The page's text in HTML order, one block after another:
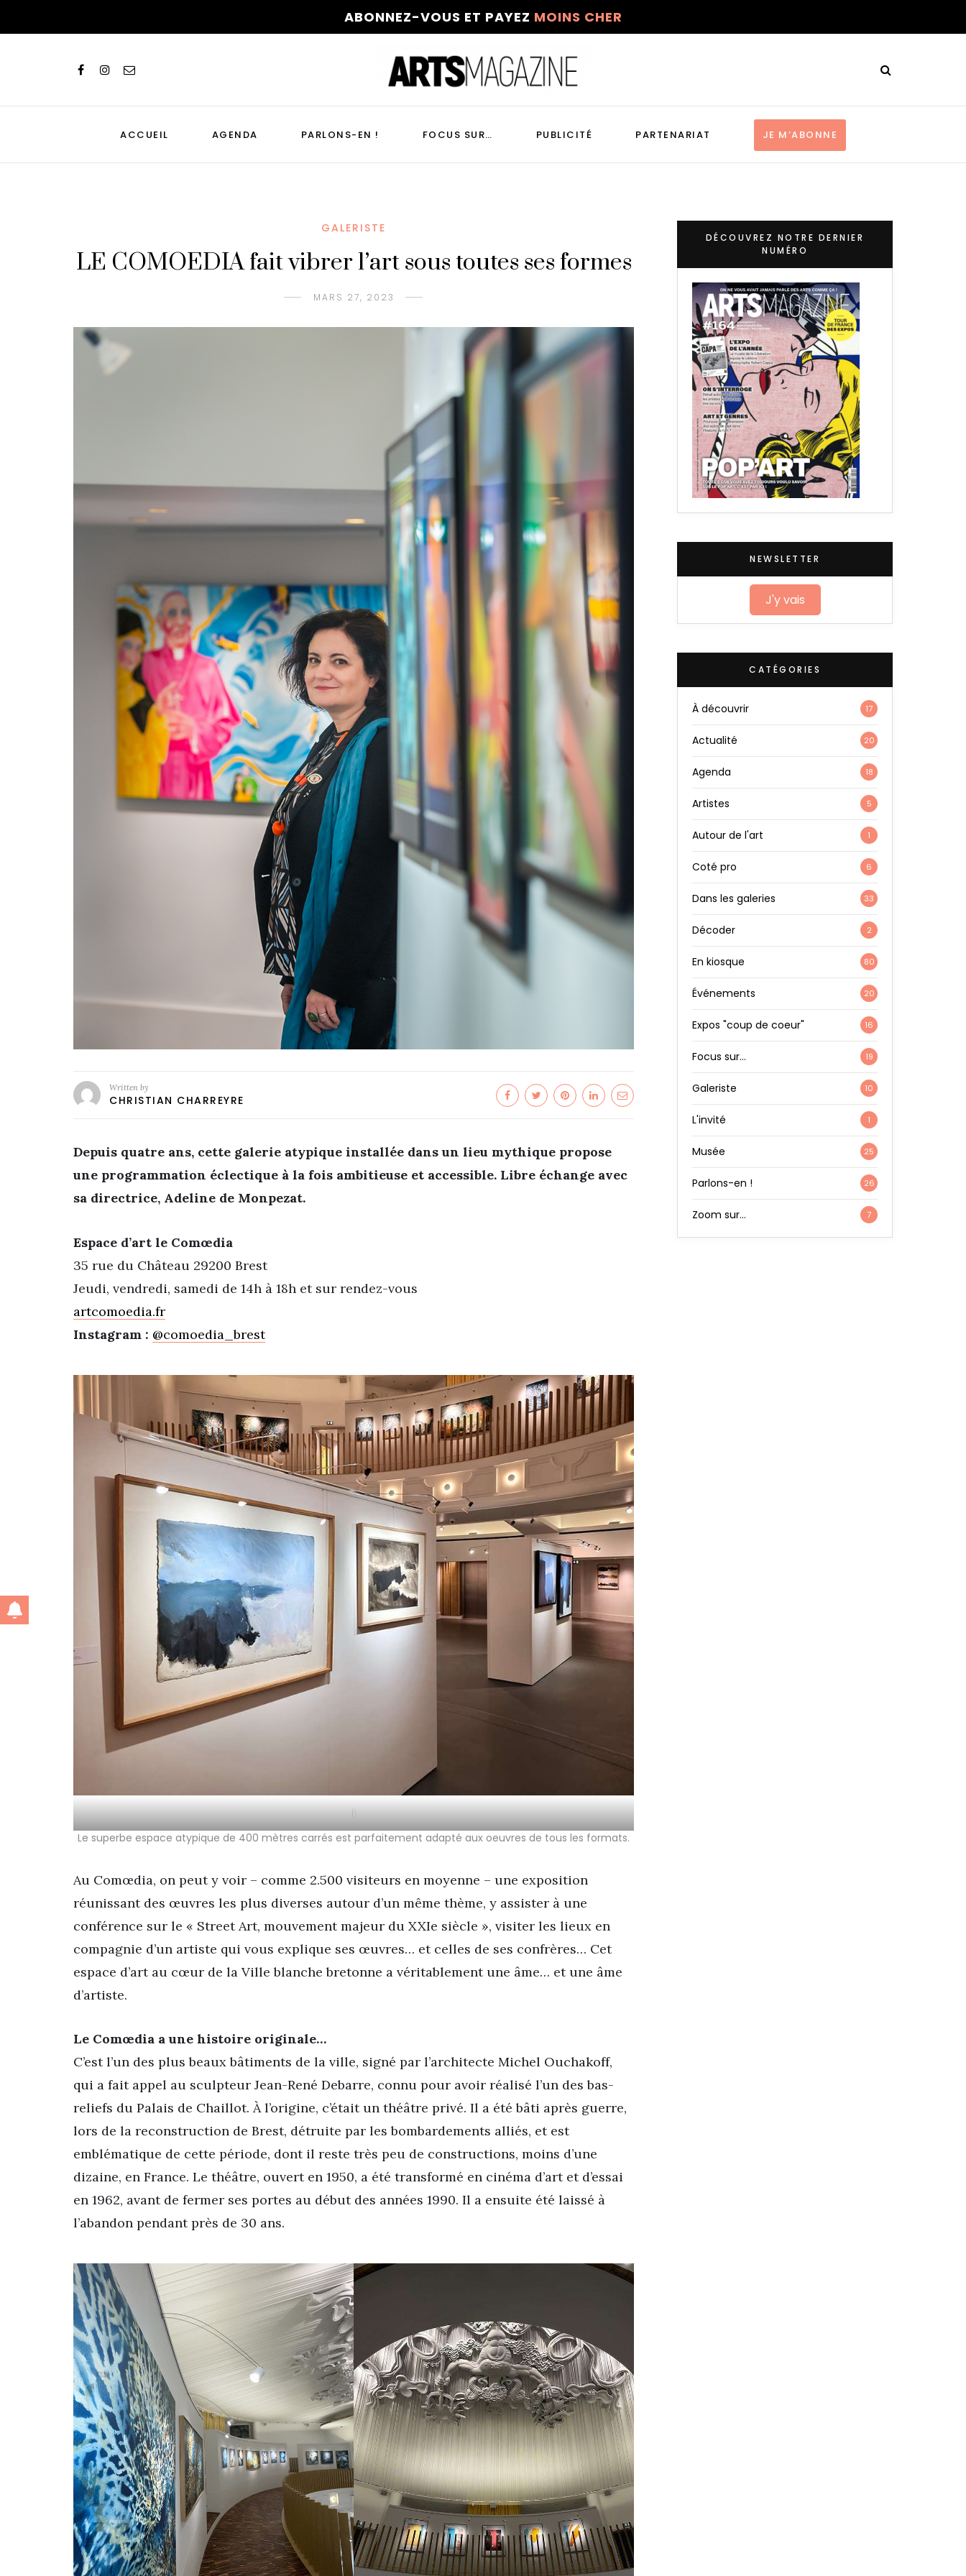
ABONNEZ-VOUS ET PAYEZ MOINS CHER
ACCUEIL AGENDA PARLONS-EN ! FOCUS SUR… PUBLICITÉ PARTENARIAT JE M’ABONNE
GALERISTE
LE COMOEDIA fait vibrer l’art sous toutes ses formes
MARS 27, 2023
Written by
CHRISTIAN CHARREYRE
Depuis quatre ans, cette galerie atypique installée dans un lieu mythique propose
une programmation éclectique à la fois ambitieuse et accessible. Libre échange avec
sa directrice, Adeline de Monpezat.
Espace d’art le Comœdia
35 rue du Château 29200 Brest
Jeudi, vendredi, samedi de 14h à 18h et sur rendez-vous
artcomoedia.fr
Instagram : @comoedia_brest
1
Le superbe espace atypique de 400 mètres carrés est parfaitement adapté aux oeuvres de tous les formats.
Au Comœdia, on peut y voir – comme 2.500 visiteurs en moyenne – une exposition
réunissant des œuvres les plus diverses autour d’un même thème, y assister à une
conférence sur le « Street Art, mouvement majeur du XXIe siècle », visiter les lieux en
compagnie d’un artiste qui vous explique ses œuvres… et celles de ses confrères… Cet
espace d’art au cœur de la Ville blanche bretonne a véritablement une âme… et une âme
d’artiste.
Le Comœdia a une histoire originale…
C’est l’un des plus beaux bâtiments de la ville, signé par l’architecte Michel Ouchakoff,
qui a fait appel au sculpteur Jean-René Debarre, connu pour avoir réalisé l’un des bas-
reliefs du Palais de Chaillot. À l’origine, c’était un théâtre privé. Il a été bâti après guerre,
lors de la reconstruction de Brest, détruite par les bombardements alliés, et est
emblématique de cette période, dont il reste très peu de constructions, moins d’une
dizaine, en France. Le théâtre, ouvert en 1950, a été transformé en cinéma d’art et d’essai
en 1962, avant de fermer ses portes au début des années 1990. Il a ensuite été laissé à
l’abandon pendant près de 30 ans.
DÉCOUVREZ NOTRE DERNIER
NUMÉRO
NEWSLETTER
J'y vais
CATÉGORIES
À découvrir 17
Actualité 20
Agenda 18
Artistes 5
Autour de l'art 1
Coté pro 6
Dans les galeries 33
Décoder 2
En kiosque 80
Événements 20
Expos "coup de coeur" 16
Focus sur… 19
Galeriste 10
L'invité 1
Musée 25
Parlons-en ! 26
Zoom sur… 7